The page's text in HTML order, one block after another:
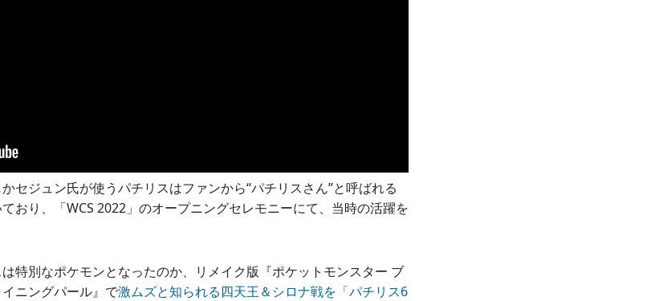
セジュン氏が使うパチリスはファンから“パチリスさん”と呼ばれる
おり、「WCS 2022」のオープニングセレモニーにて、当時の活躍を
特別なポケモンとなったのか、リメイク版『ポケットモンスター ブ
ニングパール』で激ムズと知られる四天王＆シロナ戦を「パチリス6